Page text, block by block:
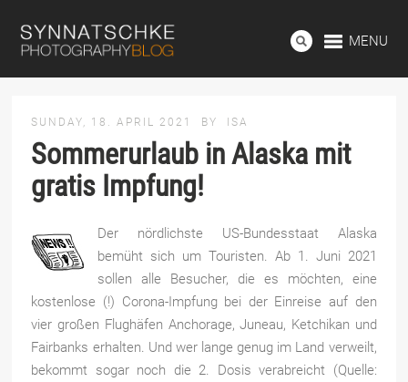
MENU
SUNDAY, 18. APRIL 2021 BY ISA
Sommerurlaub in Alaska mit
gratis Impfung!
Der nördlichste US-Bundesstaat Alaska
bemüht sich um Touristen. Ab 1. Juni 2021
sollen alle Besucher, die es möchten, eine
kostenlose (!) Corona-Impfung bei der Einreise auf den
vier großen Flughäfen Anchorage, Juneau, Ketchikan und
Fairbanks erhalten. Und wer lange genug im Land verweilt,
bekommt sogar noch die 2. Dosis verabreicht (Quelle: